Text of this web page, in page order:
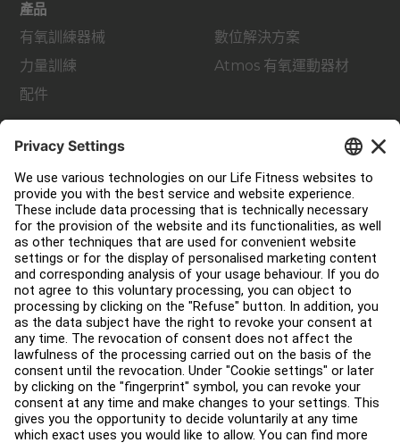
產品
有氧訓練器械
力量訓練
配件
數位解決方案
Atmos 有氧運動器材
服務中心
教育中心
關於我們
查找經銷商
尋找商店
法律
可及性
登入 Facility Connect